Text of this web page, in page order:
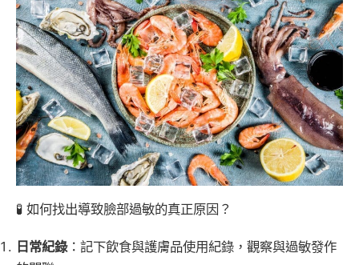
🧪 如何找出導致臉部過敏的真正原因？
日常紀錄：記下飲食與護膚品使用紀錄，觀察與過敏發作